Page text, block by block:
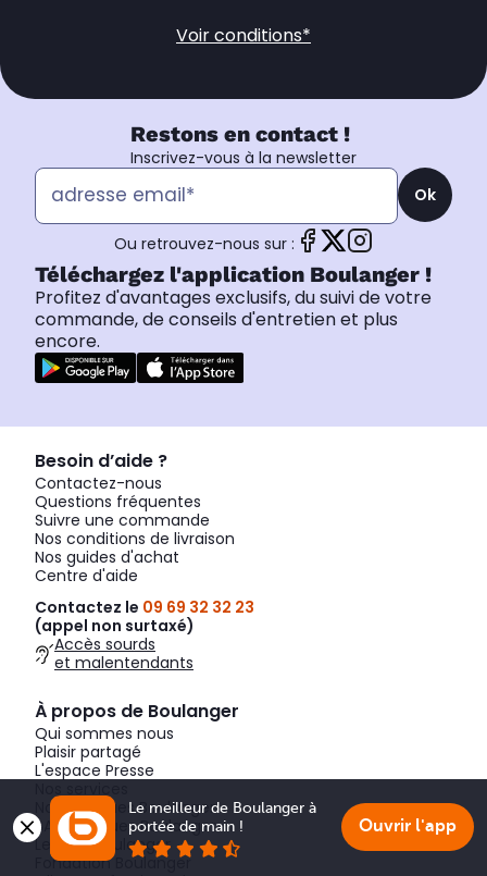
Voir conditions*
Restons en contact !
Inscrivez-vous à la newsletter
Ok
Ou retrouvez-nous sur :
Téléchargez l'application Boulanger !
Profitez d'avantages exclusifs, du suivi de votre
commande, de conseils d'entretien et plus
encore.
Besoin d’aide ?
Contactez-nous
Questions fréquentes
Suivre une commande
Nos conditions de livraison
Nos guides d'achat
Centre d'aide
Contactez le 09 69 32 32 23
(appel non surtaxé)
Accès sourds
et malentendants
À propos de Boulanger
Qui sommes nous
Plaisir partagé
L'espace Presse
Nos marques Boulanger
SAV marques Boulanger
Le Club Boulanger
Fondation Boulanger
Le meilleur de Boulanger à
portée de main !
Ouvrir l'app